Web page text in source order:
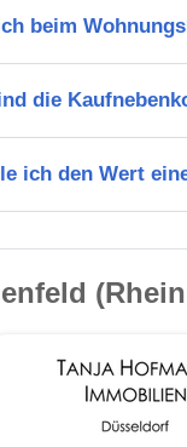
beim
die
ich den Wert